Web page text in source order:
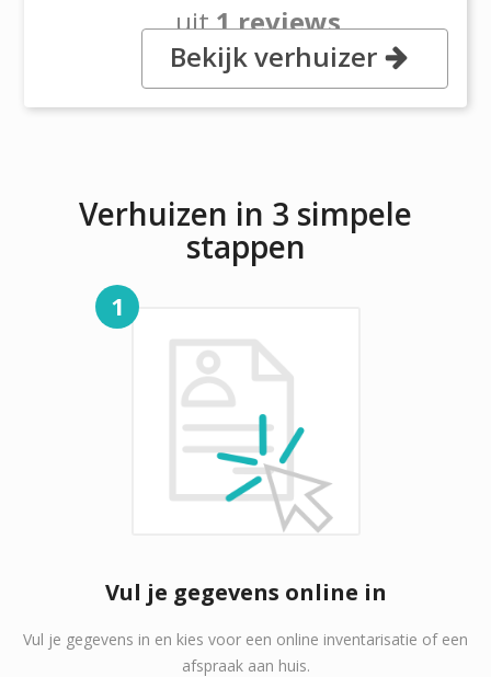
uit1 reviews
, 30 Lake House RoadWanstead,
London E11 3QS
Bekijk verhuizer
Verhuizen in 3 simpele
stappen
1
Vul je gegevens online in
Vul je gegevens in en kies voor een online inventarisatie of een
afspraak aan huis.